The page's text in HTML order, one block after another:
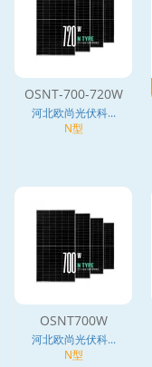
OSNT-700-720W
河北欧尚光伏科...
N型
OSNT700W
河北欧尚光伏科...
N型